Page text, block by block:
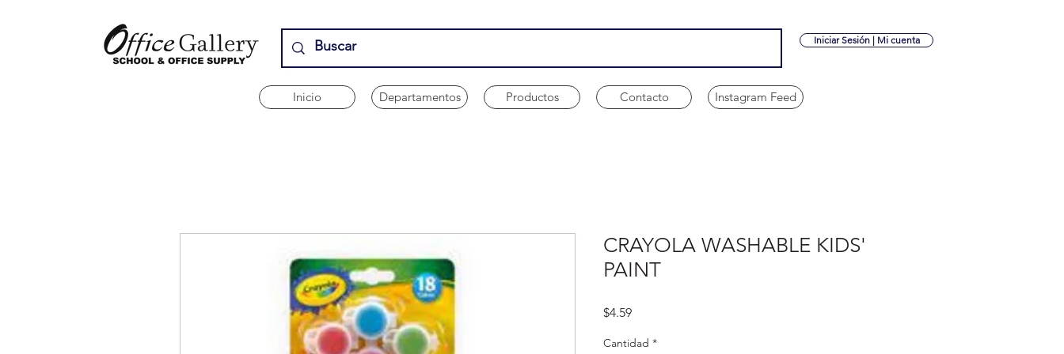
Iniciar Sesión | Mi cuenta
Inicio Departamentos Productos Contacto Instagram Feed
CRAYOLA WASHABLE KIDS'
PAINT
$4.59Precio
Cantidad *